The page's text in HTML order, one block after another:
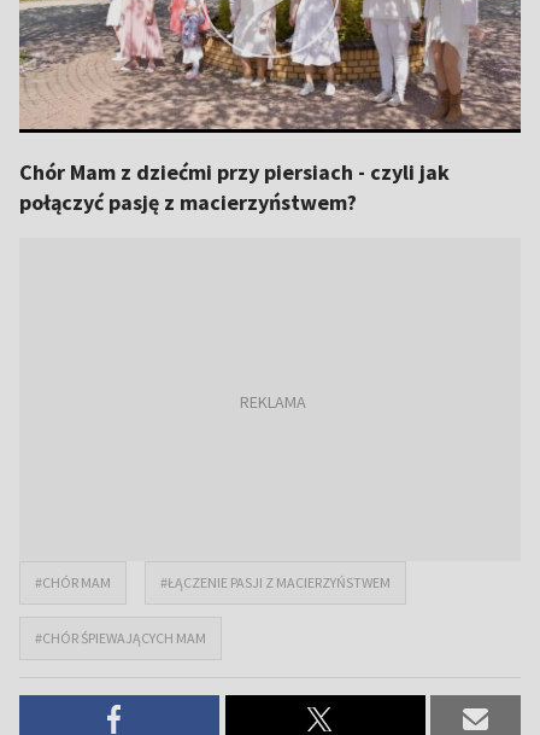
Chór Mam z dziećmi przy piersiach - czyli jak
połączyć pasję z macierzyństwem?
#CHÓR MAM #ŁĄCZENIE PASJI Z MACIERZYŃSTWEM
#CHÓR ŚPIEWAJĄCYCH MAM